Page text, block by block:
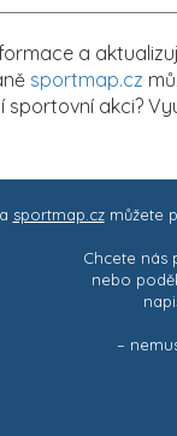
a
sportmap.cz
sportovní akci?
sportmap.czmůžete
Chcete nás
nebo
–